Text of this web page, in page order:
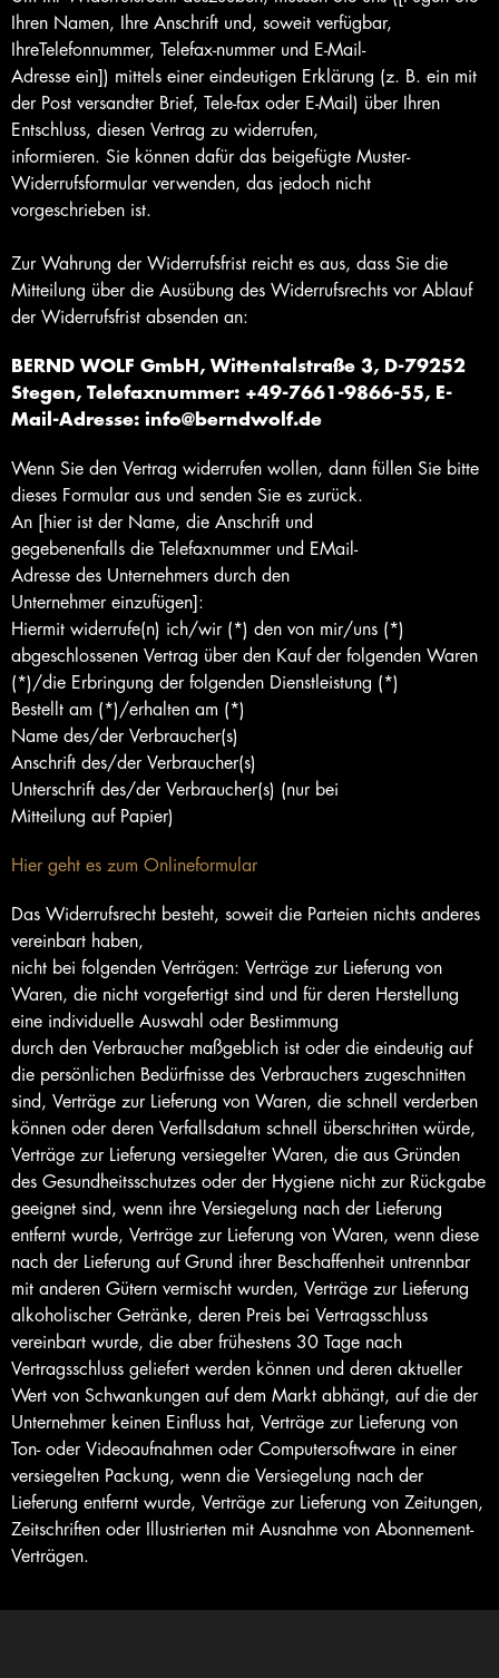
Ihren Namen, Ihre Anschrift und, soweit verfügbar,
IhreTelefonnummer, Telefax-nummer und E-Mail-
Adresse ein]) mittels einer eindeutigen Erklärung (z. B. ein mit
der Post versandter Brief, Tele-fax oder E-Mail) über Ihren
Entschluss, diesen Vertrag zu widerrufen,
informieren. Sie können dafür das beigefügte Muster-
Widerrufsformular verwenden, das jedoch nicht
vorgeschrieben ist.
Zur Wahrung der Widerrufsfrist reicht es aus, dass Sie die
Mitteilung über die Ausübung des Widerrufsrechts vor Ablauf
der Widerrufsfrist absenden an:
BERND WOLF GmbH, Wittentalstraße 3, D-79252
Stegen, Telefaxnummer: +49-7661-9866-55, E-
Mail-Adresse: info@berndwolf.de
Wenn Sie den Vertrag widerrufen wollen, dann füllen Sie bitte
dieses Formular aus und senden Sie es zurück.
An [hier ist der Name, die Anschrift und
gegebenenfalls die Telefaxnummer und EMail-
Adresse des Unternehmers durch den
Unternehmer einzufügen]:
Hiermit widerrufe(n) ich/wir (*) den von mir/uns (*)
abgeschlossenen Vertrag über den Kauf der folgenden Waren
(*)/die Erbringung der folgenden Dienstleistung (*)
Bestellt am (*)/erhalten am (*)
Name des/der Verbraucher(s)
Anschrift des/der Verbraucher(s)
Unterschrift des/der Verbraucher(s) (nur bei
Mitteilung auf Papier)
Hier geht es zum Onlineformular
Das Widerrufsrecht besteht, soweit die Parteien nichts anderes
vereinbart haben,
nicht bei folgenden Verträgen: Verträge zur Lieferung von
Waren, die nicht vorgefertigt sind und für deren Herstellung
eine individuelle Auswahl oder Bestimmung
durch den Verbraucher maßgeblich ist oder die eindeutig auf
die persönlichen Bedürfnisse des Verbrauchers zugeschnitten
sind, Verträge zur Lieferung von Waren, die schnell verderben
können oder deren Verfallsdatum schnell überschritten würde,
Verträge zur Lieferung versiegelter Waren, die aus Gründen
des Gesundheitsschutzes oder der Hygiene nicht zur Rückgabe
geeignet sind, wenn ihre Versiegelung nach der Lieferung
entfernt wurde, Verträge zur Lieferung von Waren, wenn diese
nach der Lieferung auf Grund ihrer Beschaffenheit untrennbar
mit anderen Gütern vermischt wurden, Verträge zur Lieferung
alkoholischer Getränke, deren Preis bei Vertragsschluss
vereinbart wurde, die aber frühestens 30 Tage nach
Vertragsschluss geliefert werden können und deren aktueller
Wert von Schwankungen auf dem Markt abhängt, auf die der
Unternehmer keinen Einfluss hat, Verträge zur Lieferung von
Ton- oder Videoaufnahmen oder Computersoftware in einer
versiegelten Packung, wenn die Versiegelung nach der
Lieferung entfernt wurde, Verträge zur Lieferung von Zeitungen,
Zeitschriften oder Illustrierten mit Ausnahme von Abonnement-
Verträgen.